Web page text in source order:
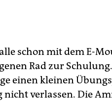
In Deutschland ist das
schon mit dem E-
Rad zur
einen kleinen
nicht verlassen. Die